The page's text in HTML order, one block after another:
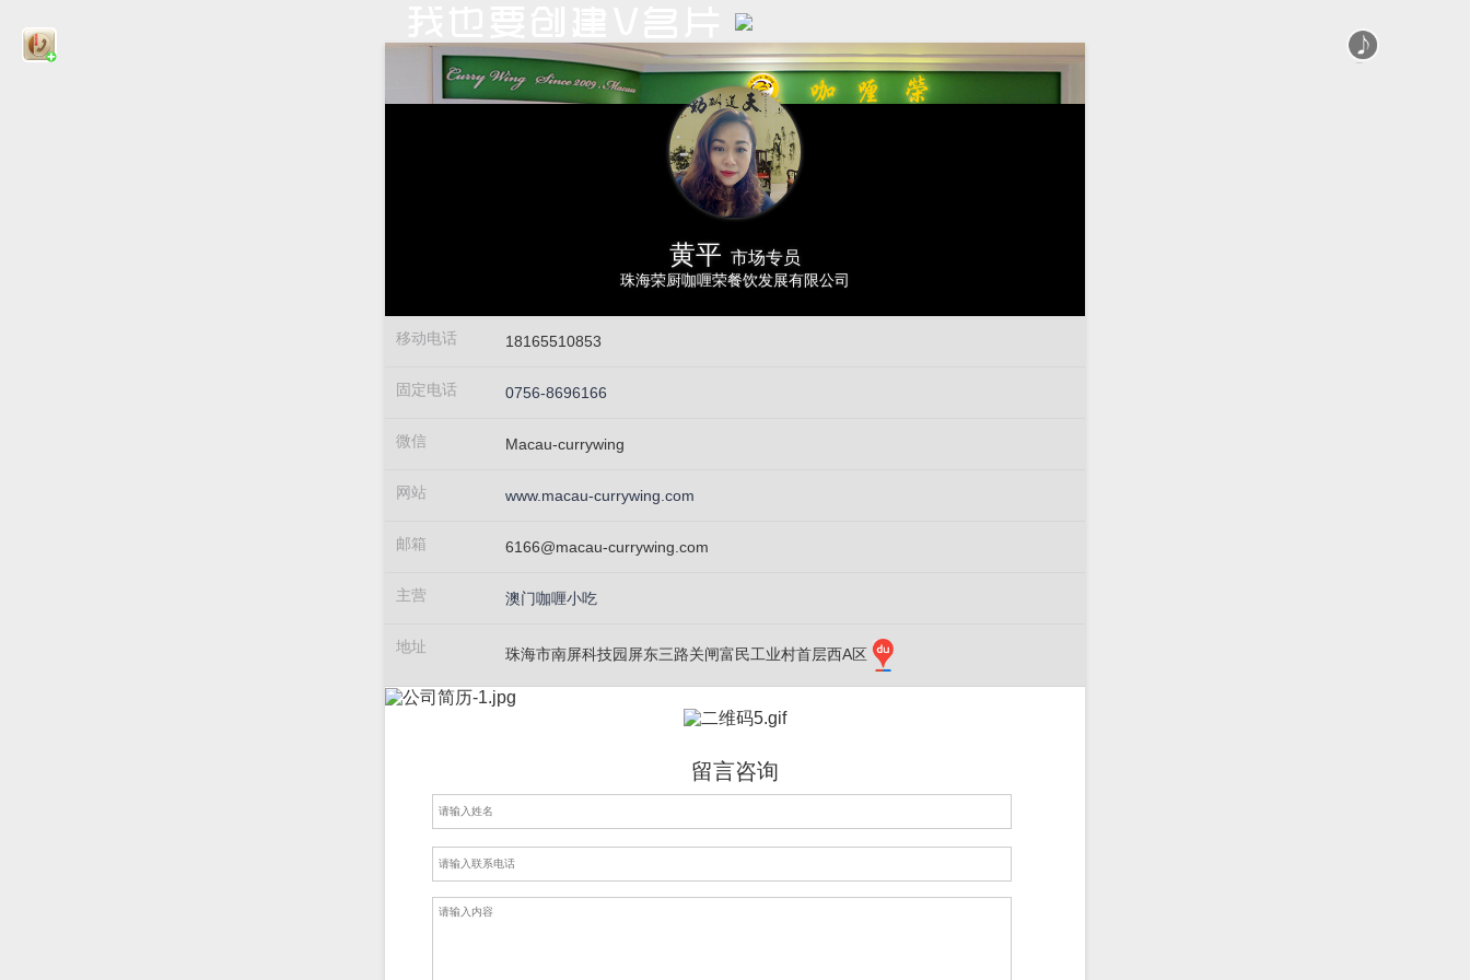
黄平 市场专员
珠海荣厨咖喱荣餐饮发展有限公司
移动电话 18165510853
固定电话 0756-8696166
微信 Macau-currywing
网站 www.macau-currywing.com
邮箱 6166@macau-currywing.com
主营 澳门咖喱小吃
地址 珠海市南屏科技园屏东三路关闸富民工业村首层西A区
留言咨询